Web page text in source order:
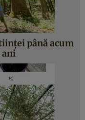
până acum
ani